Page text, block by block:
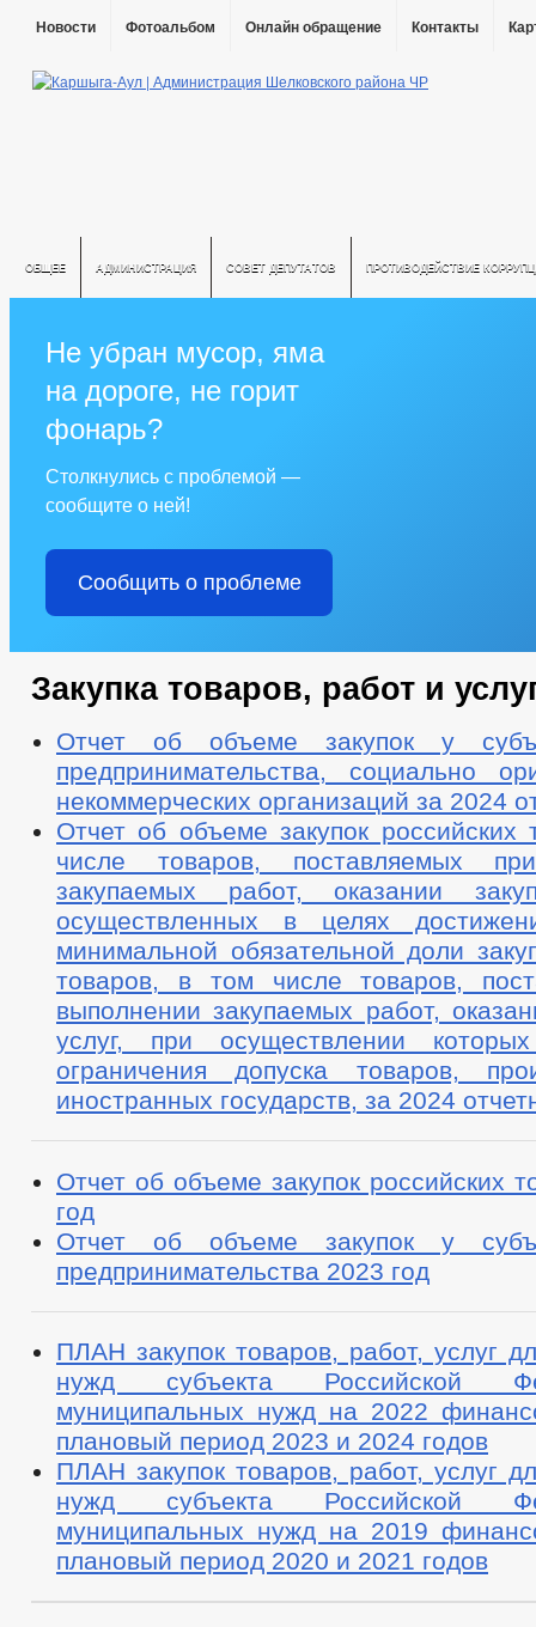
Новости Фотоальбом Онлайн обращение Контакты
ОБЩЕЕ АДМИНИСТРАЦИЯ СОВЕТ ДЕПУТАТОВ ПРОТИВОДЕЙСТВИЕ
Не убран мусор, яма
на дороге, не горит
фонарь?
Столкнулись с проблемой —
сообщите о ней!
Сообщить о проблеме
Закупка товаров, работ и
Отчет об объеме закупок у
предпринимательства, социально
некоммерческих организаций за 2024
Отчет об объеме закупок российских
числе товаров, поставляемых
закупаемых работ, оказании
осуществленных в целях
минимальной обязательной доли
товаров, в том числе товаров,
выполнении закупаемых работ,
услуг, при осуществлении
ограничения допуска товаров,
иностранных государств, за 2024
Отчет об объеме закупок российских
год
Отчет об объеме закупок у
предпринимательства 2023 год
ПЛАН закупок товаров, работ, услуг
нужд субъекта Российской
муниципальных нужд на 2022
плановый период 2023 и 2024 годов
ПЛАН закупок товаров, работ, услуг
нужд субъекта Российской
муниципальных нужд на 2019
плановый период 2020 и 2021 годов